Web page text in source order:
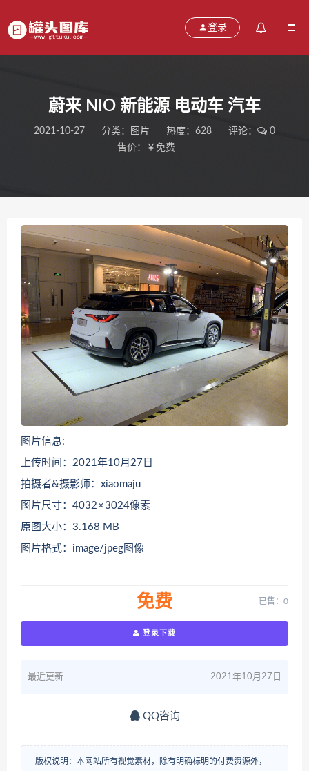
登录
蔚来 NIO 新能源 电动车 汽车
2021-10-27 分类： 图片 热度：628 评论：
0
售价：￥免费
图片信息:
上传时间：2021年10月27日
拍摄者&摄影师：xiaomaju
图片尺寸：4032 × 3024像素
原图大小：3.168 MB
图片格式：image/jpeg图像
免费 已售：0
登录下载
最近更新 2021年10月27日
QQ咨询
版权说明：本网站所有视觉素材，除有明确标明的付费资源外，